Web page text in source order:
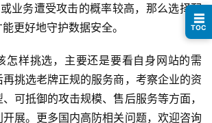
业务遭受攻击的概率较高，那么选择配
更好地守护数据安全。
怎样挑选，主要还是要看自身网站的需
挑选老牌正规的服务商，考察企业的资
可抵御的攻击规模、售后服务等方面，
展。更多国内高防相关问题，欢迎咨询
☰
TOC